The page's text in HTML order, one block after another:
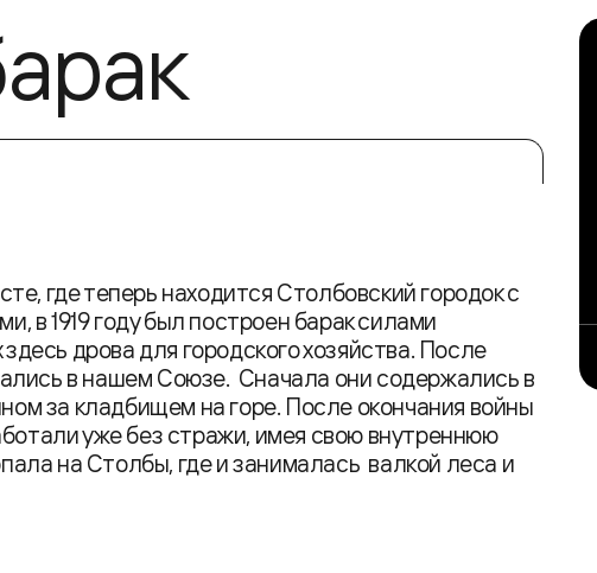
где теперь находится Столбовский городок с
в 1919 году был построен барак силами
дрова для городского хозяйства. После
в нашем Союзе. Сначала они содержались в
за кладбищем на горе. После окончания войны
уже без стражи, имея свою внутреннюю
на Столбы, где и занималась валкой леса и